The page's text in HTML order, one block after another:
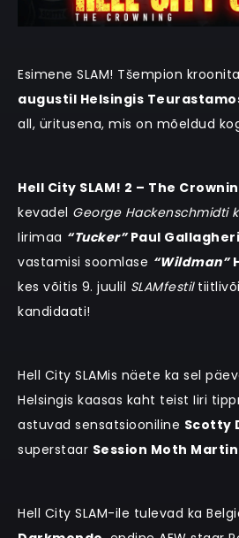
Esimene SLAM! Tšempion
augustil Helsingis
all, üritusena, mis on mõeldud
Hell City SLAM! 2 – The
kevadel George Hackenschmidti
Iirimaa “Tucker”Paul
vastamisi soomlase “Wildman”
kes võitis 9. juulil SLAMfestil
kandidaati!
Hell City SLAMis näete ka sel
Helsingis kaasas kaht teist Iiri
astuvad sensatsiooniline Scotty
superstaar Session Moth
Hell City SLAM-ile tulevad ka